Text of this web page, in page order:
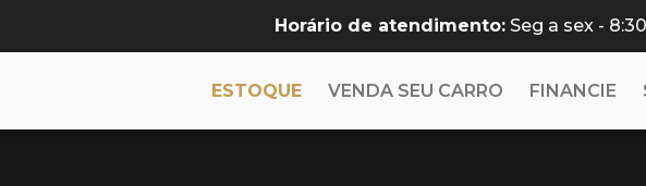
Horário de atendimento: Seg a sex -
ESTOQUE VENDA SEU CARRO FINANCIE